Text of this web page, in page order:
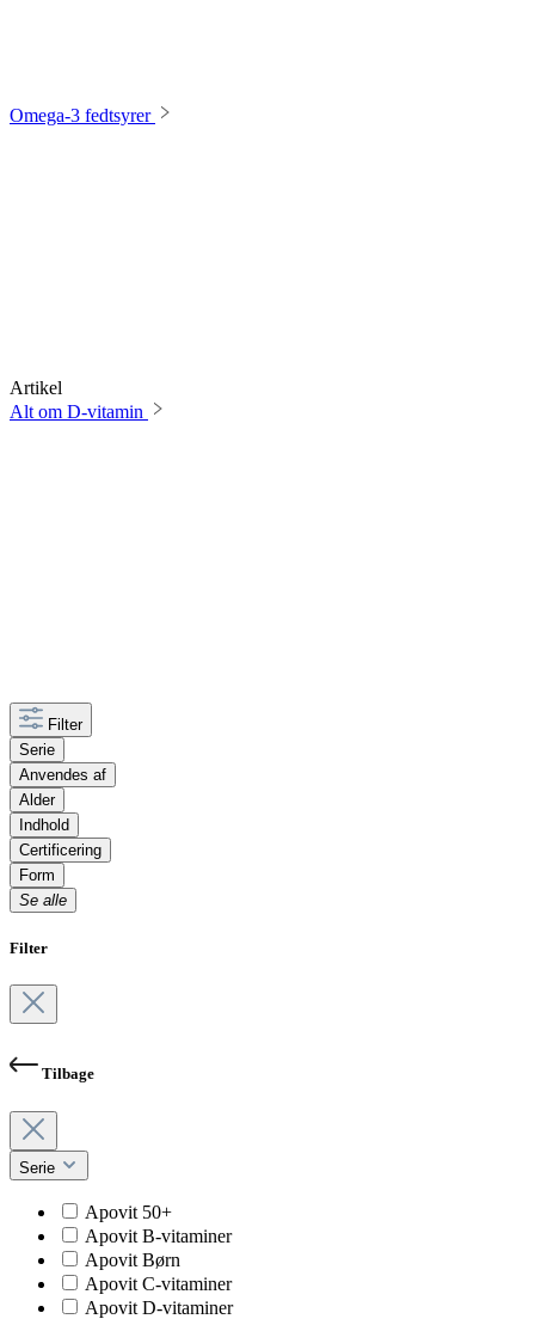
Omega-3 fedtsyrer
Artikel
Alt om D-vitamin
Filter
Serie
Anvendes af
Alder
Indhold
Certificering
Form
Se alle
Filter
Tilbage
Serie
Apovit 50+
Apovit B-vitaminer
Apovit Børn
Apovit C-vitaminer
Apovit D-vitaminer